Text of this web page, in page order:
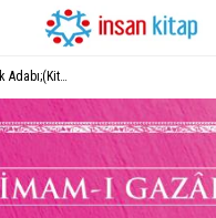
Evlilik Adabı;(Kitabu Adabı'n - Nikah)